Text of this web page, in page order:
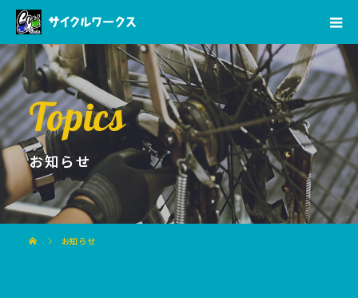
Topics
お知らせ
お知らせ